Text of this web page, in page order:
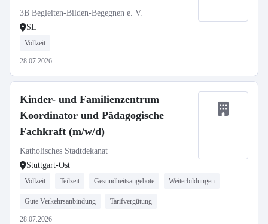
3B Begleiten-Bilden-Begegnen e. V.
SL
Vollzeit
28.07.2026
Kinder- und Familienzentrum
Koordinator und Pädagogische
Fachkraft (m/w/d)
Katholisches Stadtdekanat
Stuttgart-Ost
Vollzeit Teilzeit Gesundheitsangebote Weiterbildungen
Gute Verkehrsanbindung Tarifvergütung
28.07.2026